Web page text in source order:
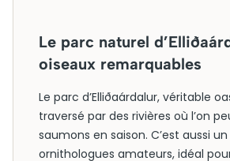
Le parc naturel
oiseaux remarquables
Le parc d’Elliðaárdalur, véritable
traversé par des rivières où l’on
saumons en saison. C’est aussi
ornithologues amateurs, idéal